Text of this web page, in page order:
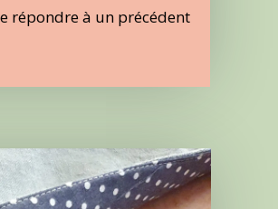
répondre à un précédent